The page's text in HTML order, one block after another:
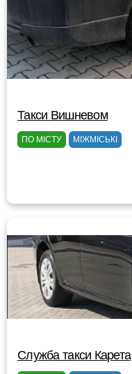
Такси Вишневом
ПО МІСТУ МІЖМІСЬКІ
Служба такси Карета